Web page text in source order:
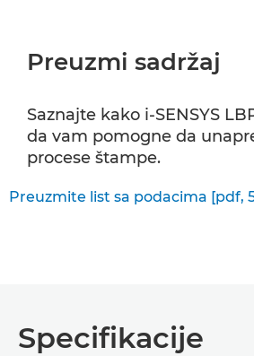
Preuzmi sadržaj
Saznajte kako i-SENSYS
da vam pomogne da
procese štampe.
Preuzmite list sa podacima [pdf,
Specifikacije